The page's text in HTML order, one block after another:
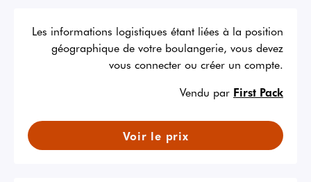
Les informations logistiques étant liées à la position
géographique de votre boulangerie, vous devez
vous connecter ou créer un compte.
Vendu par First Pack
Voir le prix